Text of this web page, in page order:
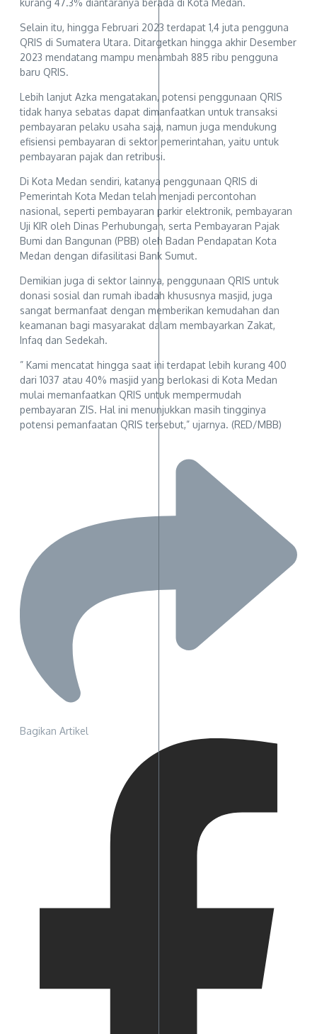
kurang 47.3% diantaranya berada di Kota Medan.
Selain itu, hingga Februari 2023 terdapat 1,4 juta pengguna
QRIS di Sumatera Utara. Ditargetkan hingga akhir Desember
2023 mendatang mampu menambah 885 ribu pengguna
baru QRIS.
Lebih lanjut Azka mengatakan, potensi penggunaan QRIS
tidak hanya sebatas dapat dimanfaatkan untuk transaksi
pembayaran pelaku usaha saja, namun juga mendukung
efisiensi pembayaran di sektor pemerintahan, yaitu untuk
pembayaran pajak dan retribusi.
Di Kota Medan sendiri, katanya penggunaan QRIS di
Pemerintah Kota Medan telah menjadi percontohan
nasional, seperti pembayaran parkir elektronik, pembayaran
Uji KIR oleh Dinas Perhubungan, serta Pembayaran Pajak
Bumi dan Bangunan (PBB) oleh Badan Pendapatan Kota
Medan dengan difasilitasi Bank Sumut.
Demikian juga di sektor lainnya, penggunaan QRIS untuk
donasi sosial dan rumah ibadah khususnya masjid, juga
sangat bermanfaat dengan memberikan kemudahan dan
keamanan bagi masyarakat dalam membayarkan Zakat,
Infaq dan Sedekah.
” Kami mencatat hingga saat ini terdapat lebih kurang 400
dari 1037 atau 40% masjid yang berlokasi di Kota Medan
mulai memanfaatkan QRIS untuk mempermudah
pembayaran ZIS. Hal ini menunjukkan masih tingginya
potensi pemanfaatan QRIS tersebut,” ujarnya. (RED/MBB)
Bagikan Artikel